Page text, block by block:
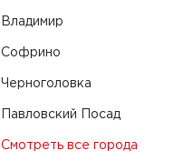
Владимир
Софрино
Черноголовка
Павловский Посад
Смотреть все города